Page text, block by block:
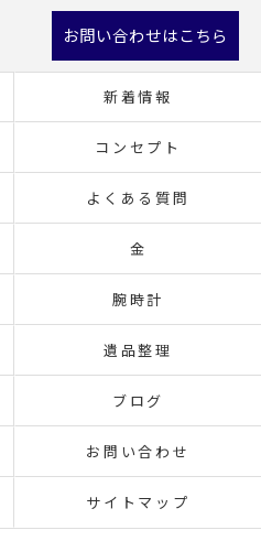
お問い合わせはこちら
新着情報
コンセプト
よくある質問
金
腕時計
遺品整理
ブログ
お問い合わせ
サイトマップ